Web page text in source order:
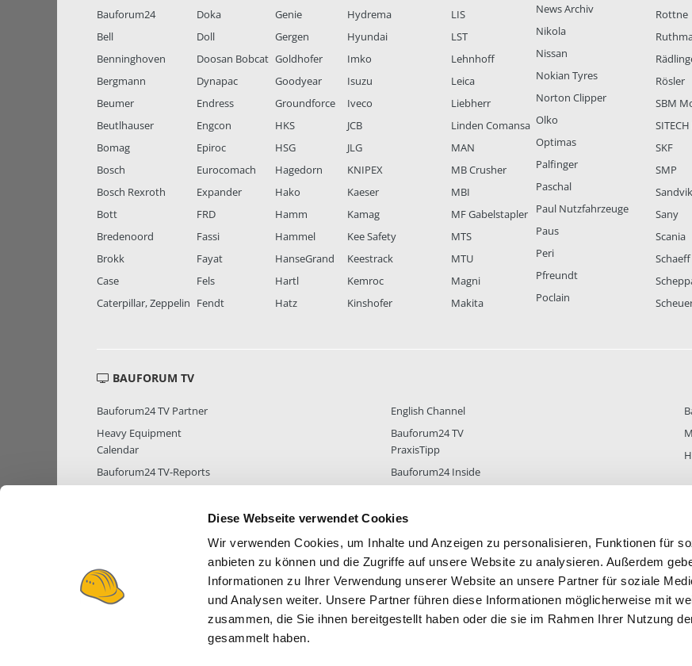
Diese Webseite verwendet Cookies
Wir verwenden Cookies, um Inhalte und Anzeigen zu personalisieren, Funktionen für
anbieten zu können und die Zugriffe auf unsere Website zu analysieren. Außerdem
Informationen zu Ihrer Verwendung unserer Website an unsere Partner für soziale
und Analysen weiter. Unsere Partner führen diese Informationen möglicherweise mit
zusammen, die Sie ihnen bereitgestellt haben oder die sie im Rahmen Ihrer Nutzung
gesammelt haben.
Bauforum24
Bell
Benninghoven
Bergmann
Beumer
Beutlhauser
Bomag
Bosch
Bosch Rexroth
Bott
Bredenoord
Brokk
Case
Caterpillar, Zeppelin
Doka
Doll
Doosan Bobcat
Dynapac
Endress
Engcon
Epiroc
Eurocomach
Expander
FRD
Fassi
Fayat
Fels
Fendt
Genie
Gergen
Goldhofer
Goodyear
Groundforce
HKS
HSG
Hagedorn
Hako
Hamm
Hammel
HanseGrand
Hartl
Hatz
Hydrema
Hyundai
Imko
Isuzu
Iveco
JCB
JLG
KNIPEX
Kaeser
Kamag
Kee Safety
Keestrack
Kemroc
Kinshofer
LIS
LST
Lehnhoff
Leica
Liebherr
Linden Comansa
MAN
MB Crusher
MBI
MF Gabelstapler
MTS
MTU
Magni
Makita
News Archiv
Nikola
Nissan
Nokian Tyres
Norton Clipper
Olko
Optimas
Palfinger
Paschal
Paul Nutzfahrzeuge
Paus
Peri
Pfreundt
Poclain
Rottne
Rösler
SBM
SKF
SMP
Sandvik
Sany
Scania
Schaeff
BAUFORUM TV
Bauforum24 TV Partner
Heavy Equipment
Calendar
Bauforum24 TV-Reports
English Channel
Bauforum24 TV
PraxisTipp
Bauforum24 Inside
MITGLIEDER STATISTIK MITGLIEDER38.431 FOREN STATISTIK